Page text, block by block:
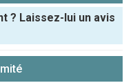
? Laissez-lui un avis